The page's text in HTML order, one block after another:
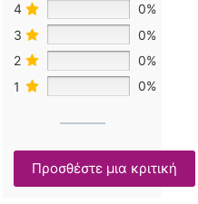
4
0%
3
0%
2
0%
1
0%
Προσθέστε μια κριτική